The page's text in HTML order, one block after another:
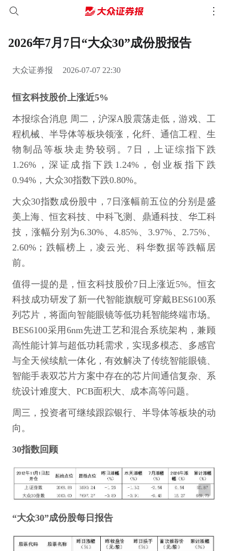
2026年7月7日“大众30”成份股报告
大众证券报 2026-07-07 22:30
恒玄科技股价上涨近5%
本报综合消息 周二，沪深A股震荡走低，游戏、工
程机械、半导体等板块领涨，化纤、通信工程、生
物制品等板块走势较弱。7日，上证综指下跌
1.26%，深证成指下跌1.24%，创业板指下跌
0.94%，大众30指数下跌0.80%。
大众30指数成份股中，7日涨幅前五位的分别是盛
美上海、恒玄科技、中科飞测、鼎通科技、华工科
技，涨幅分别为6.30%、4.85%、3.97%、2.75%、
2.60%；跌幅榜上，凌云光、科华数据等跌幅居
前。
值得一提的是，恒玄科技股价7日上涨近5%。恒玄
科技成功研发了新一代智能旗舰可穿戴BES6100系
列芯片，将面向智能眼镜等低功耗智能终端市场。
BES6100采用6nm先进工艺和混合系统架构，兼顾
高性能计算与超低功耗需求，实现多模态、多感官
与全天候续航一体化，有效解决了传统智能眼镜、
智能手表双芯片方案中存在的芯片间通信复杂、系
统设计难度大、PCB面积大、成本高等问题。
周三，投资者可继续跟踪银行、半导体等板块的动
向。
30指数回顾
“大众30”成份股每日报告